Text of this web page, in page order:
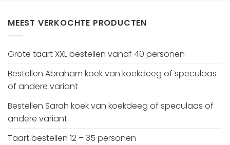
MEEST VERKOCHTE PRODUCTEN
Grote taart XXL bestellen vanaf 40 personen
Bestellen Abraham koek van koekdeeg of speculaas
of andere variant
Bestellen Sarah koek van koekdeeg of speculaas of
andere variant
Taart bestellen 12 – 35 personen